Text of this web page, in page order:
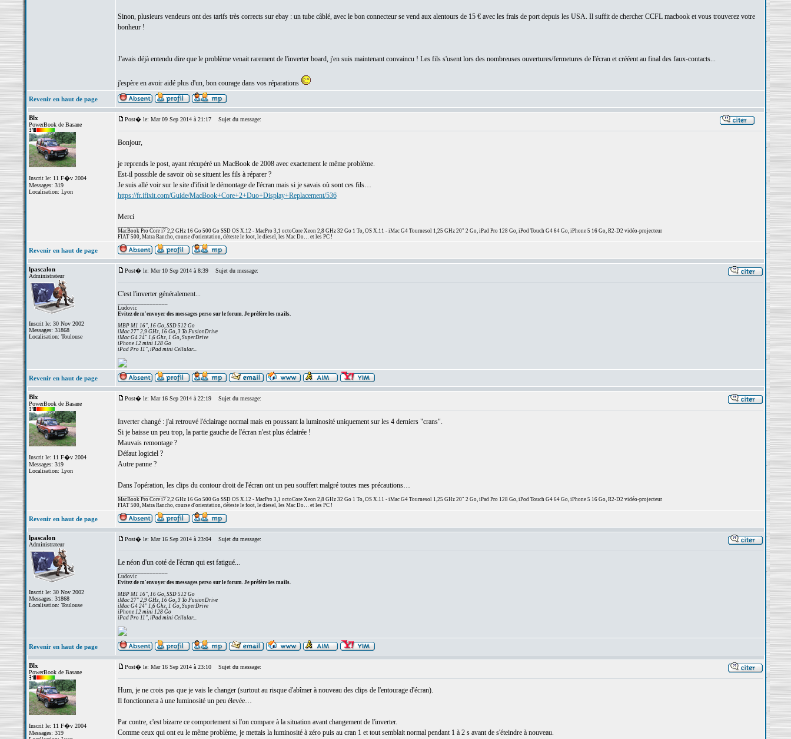
Sinon, plusieurs vendeurs ont des tarifs très corrects sur ebay : un tube câblé, avec le bon connecteur se vend aux alentours de 15 € avec les frais de port depuis les USA. Il suffit de chercher CCFL macbook et vous trouverez votre
bonheur !
J'avais déjà entendu dire que le problème venait rarement de l'inverter board, j'en suis maintenant convaincu ! Les fils s'usent lors des nombreuses ouvertures/fermetures de l'écran et crééent au final des faux-contacts...
j'espère en avoir aidé plus d'un, bon courage dans vos réparations
Revenir en haut de page
Blx
PowerBook de Basane
Inscrit le: 11 F�v 2004
Messages: 319
Localisation: Lyon
Post� le: Mar 09 Sep 2014 à 21:17 Sujet du message:
Bonjour,
je reprends le post, ayant récupéré un MacBook de 2008 avec exactement le même problème.
Est-il possible de savoir où se situent les fils à réparer ?
Je suis allé voir sur le site d'ifixit le démontage de l'écran mais si je savais où sont ces fils…
https://fr.ifixit.com/Guide/MacBook+Core+2+Duo+Display+Replacement/536
Merci
MacBook Pro Core i7 2,2 GHz 16 Go 500 Go SSD OS X.12 - MacPro 3,1 octoCore Xeon 2,8 GHz 32 Go 1 To, OS X.11 - iMac G4 Tournesol 1,25 GHz 20" 2 Go, iPad Pro 128 Go, iPod Touch G4 64 Go, iPhone 5 16 Go, R2-D2 vidéo-projecteur
FIAT 500, Matra Rancho, course d'orientation, déteste le foot, le diesel, les Mac Do… et les PC !
Revenir en haut de page
lpascalon
Administrateur
Inscrit le: 30 Nov 2002
Messages: 31868
Localisation: Toulouse
Post� le: Mer 10 Sep 2014 à 8:39 Sujet du message:
C'est l'inverter généralement...
Ludovic
Evitez de m'envoyer des messages perso sur le forum. Je préfère les mails.
MBP M1 16", 16 Go, SSD 512 Go
iMac 27" 2,9 GHz, 16 Go, 3 To FusionDrive
iMac G4 24" 1,6 Ghz, 1 Go, SuperDrive
iPhone 12 mini 128 Go
iPad Pro 11", iPad mini Cellular...
Revenir en haut de page
Blx
PowerBook de Basane
Inscrit le: 11 F�v 2004
Messages: 319
Localisation: Lyon
Post� le: Mar 16 Sep 2014 à 22:19 Sujet du message:
Inverter changé : j'ai retrouvé l'éclairage normal mais en poussant la luminosité uniquement sur les 4 derniers "crans".
Si je baisse un peu trop, la partie gauche de l'écran n'est plus éclairée !
Mauvais remontage ?
Défaut logiciel ?
Autre panne ?
Dans l'opération, les clips du contour droit de l'écran ont un peu souffert malgré toutes mes précautions…
MacBook Pro Core i7 2,2 GHz 16 Go 500 Go SSD OS X.12 - MacPro 3,1 octoCore Xeon 2,8 GHz 32 Go 1 To, OS X.11 - iMac G4 Tournesol 1,25 GHz 20" 2 Go, iPad Pro 128 Go, iPod Touch G4 64 Go, iPhone 5 16 Go, R2-D2 vidéo-projecteur
FIAT 500, Matra Rancho, course d'orientation, déteste le foot, le diesel, les Mac Do… et les PC !
Revenir en haut de page
lpascalon
Administrateur
Inscrit le: 30 Nov 2002
Messages: 31868
Localisation: Toulouse
Post� le: Mar 16 Sep 2014 à 23:04 Sujet du message:
Le néon d'un coté de l'écran qui est fatigué...
Ludovic
Evitez de m'envoyer des messages perso sur le forum. Je préfère les mails.
MBP M1 16", 16 Go, SSD 512 Go
iMac 27" 2,9 GHz, 16 Go, 3 To FusionDrive
iMac G4 24" 1,6 Ghz, 1 Go, SuperDrive
iPhone 12 mini 128 Go
iPad Pro 11", iPad mini Cellular...
Revenir en haut de page
Blx
PowerBook de Basane
Inscrit le: 11 F�v 2004
Messages: 319
Post� le: Mar 16 Sep 2014 à 23:10 Sujet du message:
Hum, je ne crois pas que je vais le changer (surtout au risque d'abîmer à nouveau des clips de l'entourage d'écran).
Il fonctionnera à une luminosité un peu élevée…
Par contre, c'est bizarre ce comportement si l'on compare à la situation avant changement de l'inverter.
Comme ceux qui ont eu le même problème, je mettais la luminosité à zéro puis au cran 1 et tout semblait normal pendant 1 à 2 s avant de s'éteindre à nouveau.